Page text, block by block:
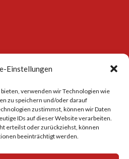
Einstellungen
verwenden wir Technologien wie
zu speichern und/oder darauf
zustimmst, können wir Daten
IDs auf dieser Website verarbeiten.
erteilst oder zurückziehst, können
beeinträchtigt werden.